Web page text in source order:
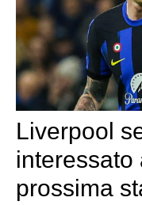
Liverpool
interessato
prossima